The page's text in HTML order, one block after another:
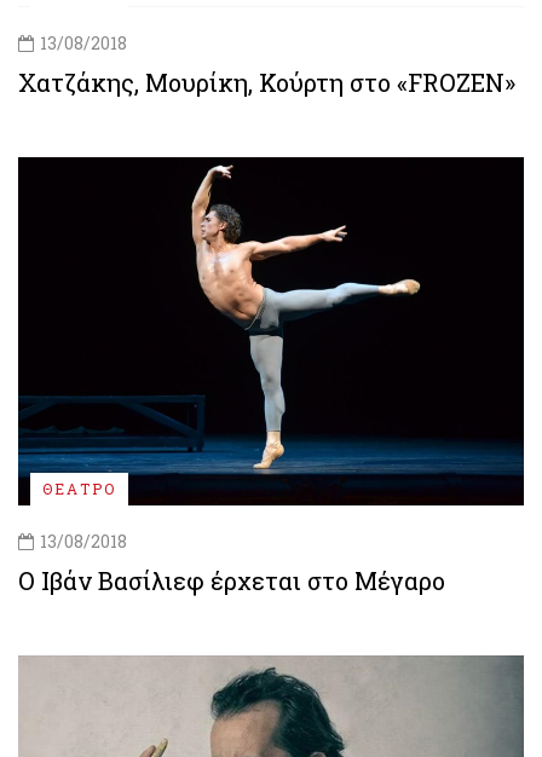
13/08/2018
Χατζάκης, Μουρίκη, Κούρτη στο «FROZEN»
ΘΕΑΤΡΟ
13/08/2018
Ο Ιβάν Βασίλιεφ έρχεται στο Μέγαρο